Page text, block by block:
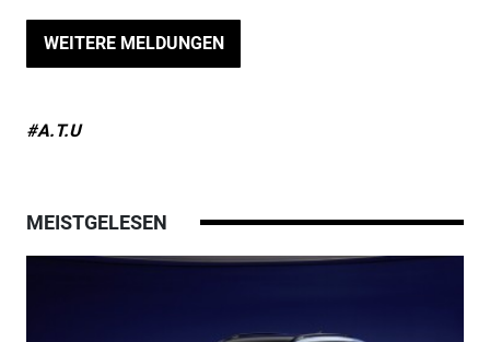
WEITERE MELDUNGEN
#A.T.U
MEISTGELESEN